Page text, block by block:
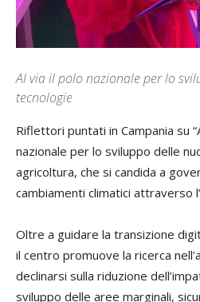
Al via il polo nazionale per lo
tecnologie
Riflettori puntati in Campania su
nazionale per lo sviluppo delle
agricoltura, che si candida a
cambiamenti climatici attraverso
Oltre a guidare la transizione
il centro promuove la ricerca
declinarsi sulla riduzione
sviluppo delle aree marginali,